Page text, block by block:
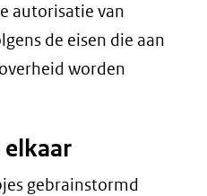
autorisatie van
de eisen die aan
worden
elkaar
gebrainstormd